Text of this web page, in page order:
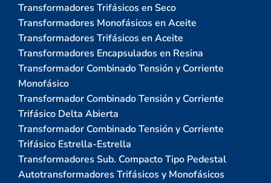
Transformadores Trifásicos en Seco
Transformadores Monofásicos en Aceite
Transformadores Trifásicos en Aceite
Transformadores Encapsulados en Resina
Transformador Combinado Tensión y Corriente
Monofásico
Transformador Combinado Tensión y Corriente
Trifásico Delta Abierta
Transformador Combinado Tensión y Corriente
Trifásico Estrella-Estrella
Transformadores Sub. Compacto Tipo Pedestal
Autotransformadores Trifásicos y Monofásicos